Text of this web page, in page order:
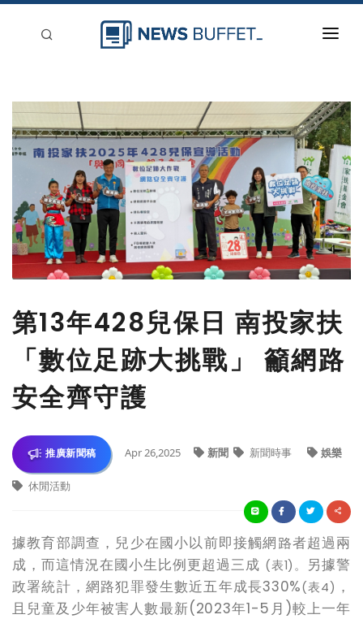
新聞稿分類
登入
第13年428兒保日 南投家扶
「數位足跡大挑戰」 籲網路
安全齊守護
推廣新聞稿 Apr 26,2025 新聞 新聞時事 娛樂
休閒活動
據教育部調查，兒少在國小以前即接觸網路者超過兩
成，而這情況在國小生比例更超過三成 (表1) 。 另據警
政署統計，網路犯罪發生數近五年成長330%(表4) ，
且兒童及少年被害人數最新(2023年1-5月)較上一年